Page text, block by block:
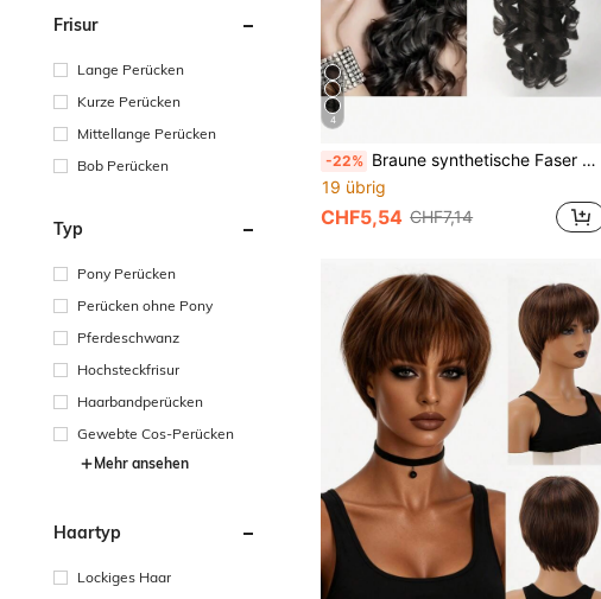
Frisur
Lange Perücken
Kurze Perücken
Mittellange Perücken
Bob Perücken
Typ
Pony Perücken
Perücken ohne Pony
Pferdeschwanz
Hochsteckfrisur
Haarbandperücken
Gewebte Cos-Perücken
Mehr ansehen
Haartyp
Lockiges Haar
4
-22% Braune synthetische Faser Pferdeschwanzverlängerung, super langer gewellter Zopf mit Klaue Clip, gewellte lockige Haarverlängerung, Haarteil für Frauen, tägliche Party
19 übrig
CHF5,54 CHF7,14